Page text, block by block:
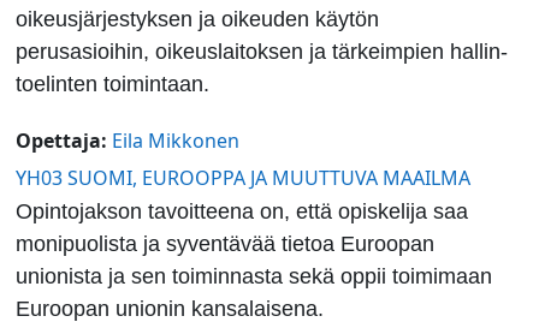
oikeusjärjestyksen ja oikeuden käytön
perusasioihin, oi­keus­laitoksen ja tärkeimpien hallin­
toelinten toimintaan.
Opettaja: Eila Mikkonen
YH03 SUOMI, EUROOPPA JA MUUTTUVA MAAILMA
Opintojakson tavoitteena on, että opiskelija saa
monipuolista ja syventävää tietoa Euroopan
unionista ja sen toiminnasta sekä oppii toimimaan
Euroopan unionin kansalaisena.